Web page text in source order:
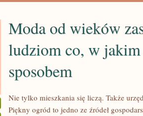
Moda od wieków
ludziom co, w
sposobem
Nie tylko mieszkania się liczą. Także
Piękny ogród to jedno ze źródeł